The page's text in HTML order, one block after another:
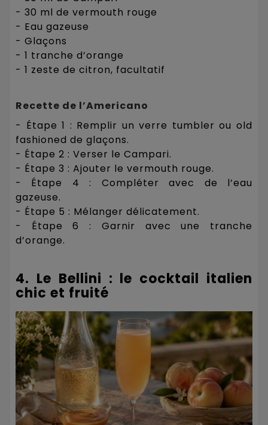
- 30 ml de vermouth rouge
- Eau gazeuse
- Glaçons
- 1 tranche d’orange
- 1 zeste de citron, facultatif
Recette de l’Americano
- Étape 1 : Remplir un verre tumbler ou old
fashioned de glaçons.
- Étape 2 : Verser le Campari.
- Étape 3 : Ajouter le vermouth rouge.
- Étape 4 : Compléter avec de l’eau
gazeuse.
- Étape 5 : Mélanger délicatement.
- Étape 6 : Garnir avec une tranche
d’orange.
4. Le Bellini : le cocktail italien
chic et fruité